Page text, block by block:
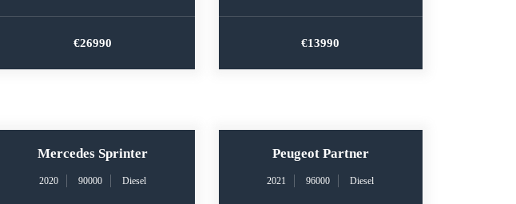
€26990 €13990
Mercedes Sprinter
2020 90000 Diesel
Peugeot Partner
2021 96000 Diesel